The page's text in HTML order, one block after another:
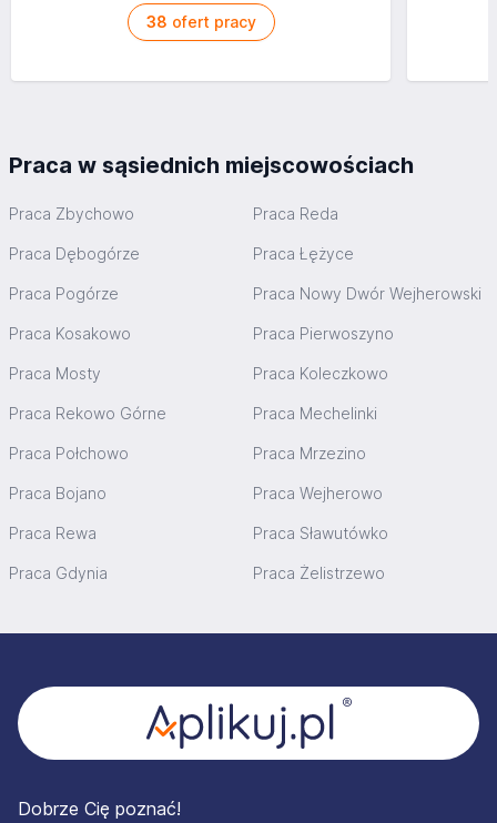
38 ofert pracy
Praca w sąsiednich miejscowościach
Praca Zbychowo Praca Reda
Praca Dębogórze Praca Łężyce
Praca Pogórze Praca Nowy Dwór Wejherowski
Praca Kosakowo Praca Pierwoszyno
Praca Mosty Praca Koleczkowo
Praca Rekowo Górne Praca Mechelinki
Praca Połchowo Praca Mrzezino
Praca Bojano Praca Wejherowo
Praca Rewa Praca Sławutówko
Praca Gdynia Praca Żelistrzewo
Dobrze Cię poznać!